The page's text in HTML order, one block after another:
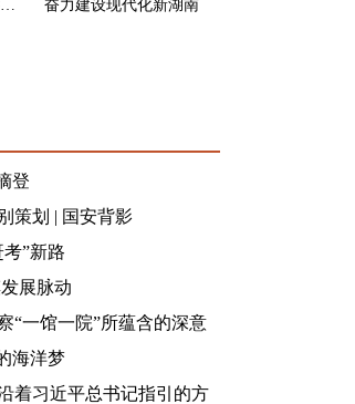
破难题促发展 改革永远在路上 奋力建设现代化新湖南
登
策划 | 国安背影
”新路
展脉动
“一馆一院”所蕴含的深意
海洋梦
着习近平总书记指引的方